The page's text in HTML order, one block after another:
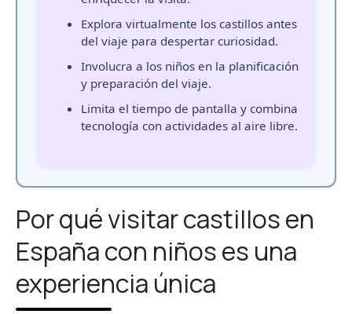
Explora virtualmente los castillos antes
del viaje para despertar curiosidad.
Involucra a los niños en la planificación
y preparación del viaje.
Limita el tiempo de pantalla y combina
tecnología con actividades al aire libre.
Por qué visitar castillos en
España con niños es una
experiencia única